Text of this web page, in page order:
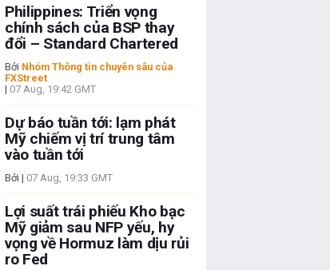
Philippines: Triển vọng
chính sách của BSP thay
đổi – Standard Chartered
Bởi Nhóm Thông tin chuyên sâu của
FXStreet
| 07 Aug, 19:42 GMT
Dự báo tuần tới: lạm phát
Mỹ chiếm vị trí trung tâm
vào tuần tới
Bởi | 07 Aug, 19:33 GMT
Lợi suất trái phiếu Kho bạc
Mỹ giảm sau NFP yếu, hy
vọng về Hormuz làm dịu rủi
ro Fed